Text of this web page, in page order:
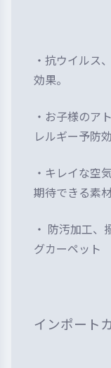
・抗ウイルス
効果。
・お子様のア
レルギー予防
・キレイな空
期待できる素
・ 防汚加工
グカーペット
インポート